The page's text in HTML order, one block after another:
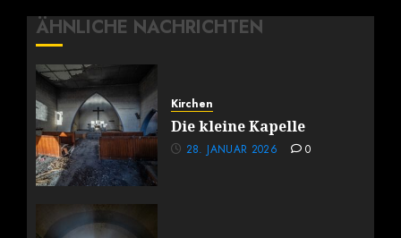
ÄHNLICHE NACHRICHTEN
Kirchen
Die kleine Kapelle
28. JANUAR 2026 0